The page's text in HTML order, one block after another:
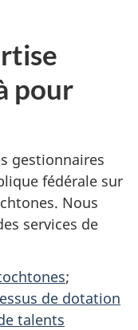
pour
gestionnaires
fédérale sur
Nous
services de
;
de dotation
talents